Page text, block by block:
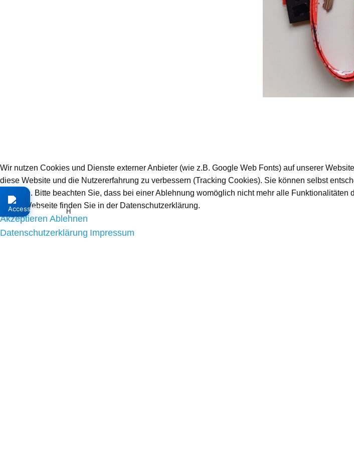
H
Wir nutzen Cookies und Dienste externer Anbieter (wie z.B. Google Web Fonts) auf unserer
diese Website und die Nutzererfahrung zu verbessern (Tracking Cookies). Sie können selbst
möchten. Bitte beachten Sie, dass bei einer Ablehnung womöglich nicht mehr alle
dieser Webseite finden Sie in der Datenschutzerklärung.
Akzeptieren Ablehnen
Datenschutzerklärung Impressum